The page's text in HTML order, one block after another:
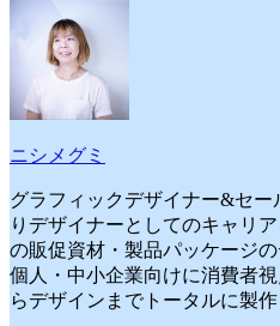
ニシメグミ
グラフィックデザイナー&セー
りデザイナーとしてのキャリ
の販促資材・製品パッケージ
個人・中小企業向けに消費者
らデザインまでトータルに製作